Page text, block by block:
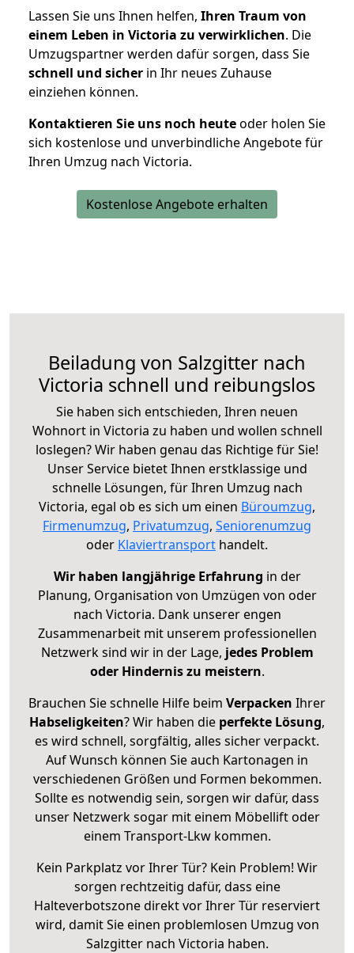
Lassen Sie uns Ihnen helfen, Ihren Traum von
einem Leben in Victoria zu verwirklichen. Die
Umzugspartner werden dafür sorgen, dass Sie
schnell und sicher in Ihr neues Zuhause
einziehen können.
Kontaktieren Sie uns noch heuteoder holen Sie
sich kostenlose und unverbindliche Angebote für
Ihren Umzug nach Victoria.
Kostenlose Angebote erhalten
Beiladung von Salzgitter nach
Victoria schnell und reibungslos
Sie haben sich entschieden, Ihren neuen
Wohnort in Victoria zu haben und wollen schnell
loslegen? Wir haben genau das Richtige für Sie!
Unser Service bietet Ihnen erstklassige und
schnelle Lösungen, für Ihren Umzug nach
Victoria, egal ob es sich um einen Büroumzug,
Firmenumzug, Privatumzug, Seniorenumzug
oder Klaviertransport handelt.
Wir haben langjährige Erfahrung in der
Planung, Organisation von Umzügen von oder
nach Victoria. Dank unserer engen
Zusammenarbeit mit unserem professionellen
Netzwerk sind wir in der Lage, jedes Problem
oder Hindernis zu meistern.
Brauchen Sie schnelle Hilfe beim Verpacken Ihrer
Habseligkeiten? Wir haben die perfekte Lösung,
es wird schnell, sorgfältig, alles sicher verpackt.
Auf Wunsch können Sie auch Kartonagen in
verschiedenen Größen und Formen bekommen.
Sollte es notwendig sein, sorgen wir dafür, dass
unser Netzwerk sogar mit einem Möbellift oder
einem Transport-Lkw kommen.
Kein Parkplatz vor Ihrer Tür? Kein Problem! Wir
sorgen rechtzeitig dafür, dass eine
Halteverbotszone direkt vor Ihrer Tür reserviert
wird, damit Sie einen problemlosen Umzug von
Salzgitter nach Victoria haben.